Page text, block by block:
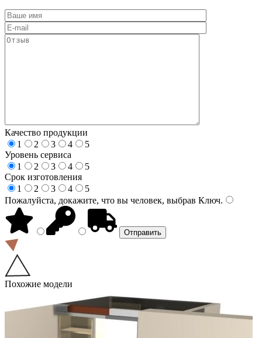
Качество продукции
1
2 3 4
5
Уровень сервиса
1
2 3 4
5
Срок изготовления
1
2 3 4
5
Пожалуйста, докажите, что вы человек, выбрав Ключ.
Похожие модели